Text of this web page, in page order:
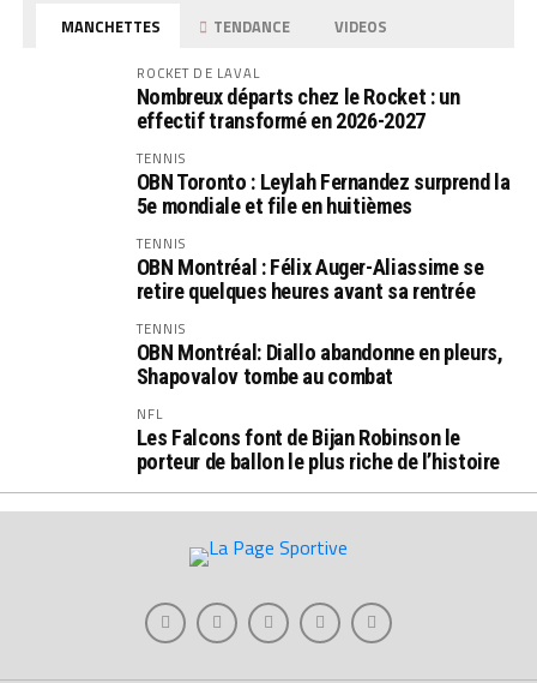
MANCHETTES TENDANCE VIDEOS
ROCKET DE LAVAL
Nombreux départs chez le Rocket : un
effectif transformé en 2026-2027
TENNIS
OBN Toronto : Leylah Fernandez surprend la
5e mondiale et file en huitièmes
TENNIS
OBN Montréal : Félix Auger-Aliassime se
retire quelques heures avant sa rentrée
TENNIS
OBN Montréal: Diallo abandonne en pleurs,
Shapovalov tombe au combat
NFL
Les Falcons font de Bijan Robinson le
porteur de ballon le plus riche de l’histoire